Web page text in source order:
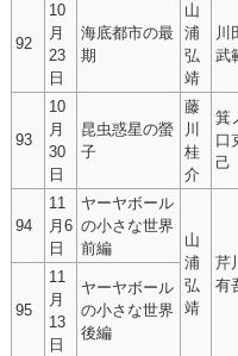
92
10
月
23
日
海底都市の最
期
山
浦
弘
靖
川
武
93
10
月
30
日
昆虫惑星の螢
子
藤
川
桂
介
箕
口
己
94
11
月6
日
ヤーヤボール
の小さな世界
前編
山
浦
弘
靖
芹
有
95
11
月
13
日
ヤーヤボール
の小さな世界
後編